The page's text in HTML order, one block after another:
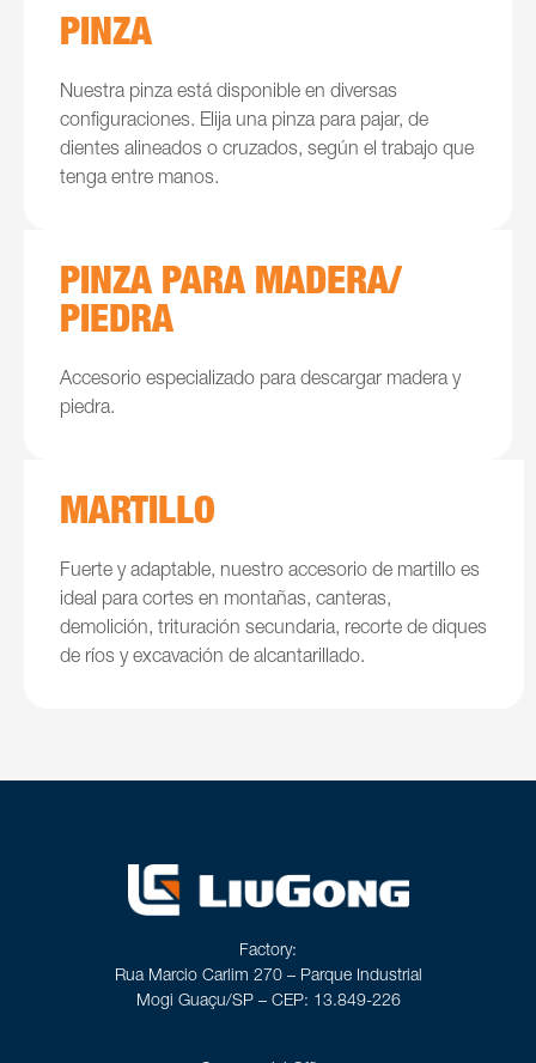
PINZA
Nuestra pinza está disponible en diversas
configuraciones. Elija una pinza para pajar, de
dientes alineados o cruzados, según el trabajo que
tenga entre manos.
PINZA PARA MADERA/
PIEDRA
Accesorio especializado para descargar madera y
piedra.
MARTILLO
Fuerte y adaptable, nuestro accesorio de martillo es
ideal para cortes en montañas, canteras,
demolición, trituración secundaria, recorte de diques
de ríos y excavación de alcantarillado.
Factory:
Rua Marcio Carlim 270 – Parque Industrial
Mogi Guaçu/SP – CEP: 13.849-226